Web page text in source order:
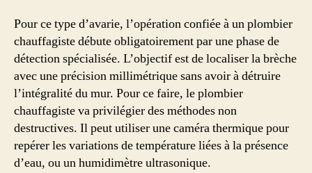
Pour ce type d’avarie, l’opération confiée à un plombier
chauffagiste débute obligatoirement par une phase de
détection spécialisée. L’objectif est de localiser la brèche
avec une précision millimétrique sans avoir à détruire
l’intégralité du mur. Pour ce faire, le plombier
chauffagiste va privilégier des méthodes non
destructives. Il peut utiliser une caméra thermique pour
repérer les variations de température liées à la présence
d’eau, ou un humidimètre ultrasonique.